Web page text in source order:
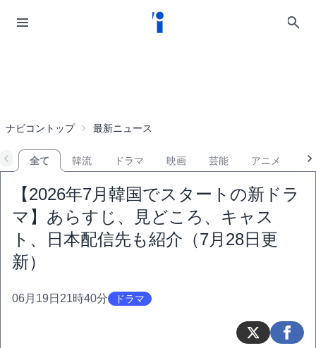
ナビコントップ 最新ニュース
全て 韓流 ドラマ 映画 芸能 アニメ
【2026年7月韓国でスタートの新ドラ
マ】あらすじ、見どころ、キャス
ト、日本配信先も紹介（7月28日更
新）
06月19日21時40分 ドラマ